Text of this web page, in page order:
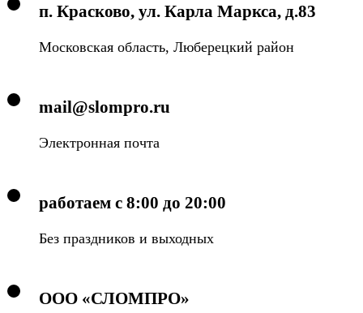
п. Красково, ул. Карла Маркса, д.83
Московская область, Люберецкий район
mail@slompro.ru
Электронная почта
работаем с 8:00 до 20:00
Без праздников и выходных
ООО «СЛОМПРО»